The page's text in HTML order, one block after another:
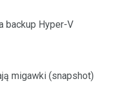
backup Hyper-V
migawki (snapshot)